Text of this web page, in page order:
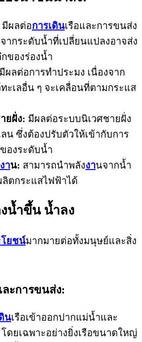
มีผลต่อการเดินเรือและการขนส่ง
ากระดับน้ำที่เปลี่ยนแปลงอาจส่ง
ของร่องน้ำ
มีผลต่อการทำประมง เนื่องจาก
ะเลอื่น ๆ จะเคลื่อนที่ตามกระแส
ยฝั่ง: มีผลต่อระบบนิเวศชายฝั่ง
น ซึ่งต้องปรับตัวให้เข้ากับการ
องระดับน้ำ
งาน: สามารถนำพลังงานจากน้ำ
ตกระแสไฟฟ้าได้
น้ำขึ้น น้ำลง
ยชน์มากมายต่อทั้งมนุษย์และสิ่ง
ละการขนส่ง:
นเรือเข้าออกปากแม่น้ำและ
โดยเฉพาะอย่างยิ่งเรือขนาดใหญ่